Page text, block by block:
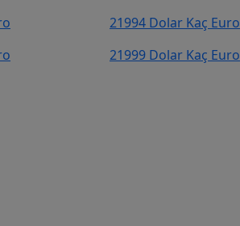
21994 Dolar Kaç Euro
21999 Dolar Kaç Euro